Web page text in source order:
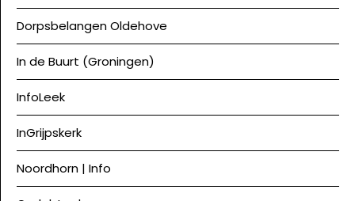
Dorpsbelangen Oldehove
In de Buurt (Groningen)
InfoLeek
InGrijpskerk
Noordhorn | Info